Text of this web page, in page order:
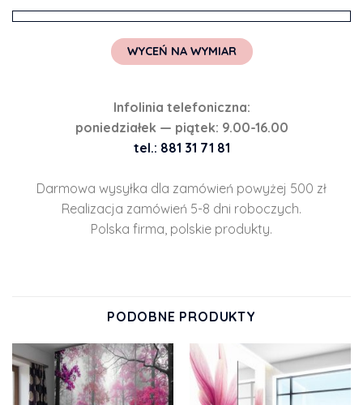
WYCEŃ NA WYMIAR
Infolinia telefoniczna:
poniedziałek — piątek: 9.00-16.00
tel.: 881 31 71 81
Darmowa wysyłka dla zamówień powyżej 500 zł
Realizacja zamówień 5-8 dni roboczych.
Polska firma, polskie produkty.
PODOBNE PRODUKTY